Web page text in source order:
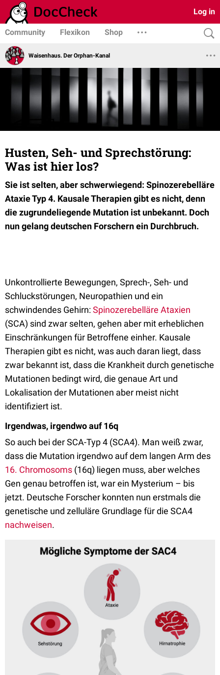
Log in
Community Flexikon Shop
Waisenhaus. Der Orphan-Kanal
Husten, Seh- und Sprechstörung:
Was ist hier los?
Sie ist selten, aber schwerwiegend: Spinozerebelläre
Ataxie Typ 4. Kausale Therapien gibt es nicht, denn
die zugrundeliegende Mutation ist unbekannt. Doch
nun gelang deutschen Forschern ein Durchbruch.
Unkontrollierte Bewegungen, Sprech-, Seh- und
Schluckstörungen, Neuropathien und ein
schwindendes Gehirn:Spinozerebelläre Ataxien
(SCA) sind zwar selten, gehen aber mit erheblichen
Einschränkungen für Betroffene einher. Kausale
Therapien gibt es nicht, was auch daran liegt, dass
zwar bekannt ist, dass die Krankheit durch genetische
Mutationen bedingt wird, die genaue Art und
Lokalisation der Mutationen aber meist nicht
identifiziert ist.
Irgendwas, irgendwo auf 16q
So auch bei der SCA-Typ 4 (SCA4). Man weiß zwar,
dass die Mutation irgendwo auf dem langen Arm des
16. Chromosoms (16q) liegen muss, aber welches
Gen genau betroffen ist, war ein Mysterium – bis
jetzt. Deutsche Forscher konnten nun erstmals die
genetische und zelluläre Grundlage für die SCA4
nachweisen.